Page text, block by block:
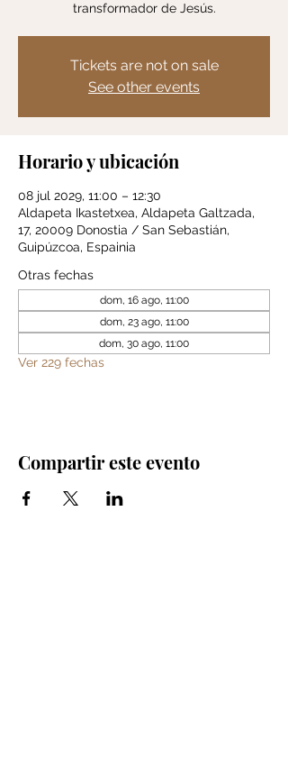
transformador de Jesús.
Tickets are not on sale
See other events
Horario y ubicación
08 jul 2029, 11:00 – 12:30
Aldapeta Ikastetxea, Aldapeta Galtzada,
17, 20009 Donostia / San Sebastián,
Guipúzcoa, Espainia
Otras fechas
dom, 16 ago, 11:00
dom, 23 ago, 11:00
dom, 30 ago, 11:00
Ver 229 fechas
Compartir este evento